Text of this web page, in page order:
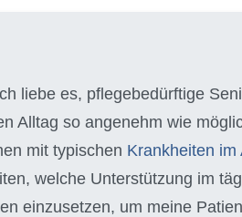
liebe es, pflegebedürftige
Alltag so angenehm wie
mit typischen Krankheiten im
welche Unterstützung im
einzusetzen, um meine